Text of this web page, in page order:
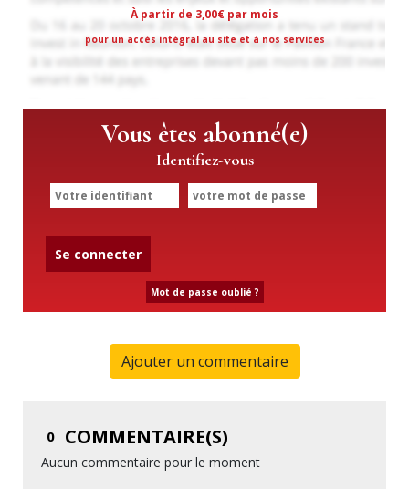
À partir de 3,00€ par mois
pour un accès intégral au site et à nos services
Vous êtes abonné(e)
Identifiez-vous
Se connecter
Mot de passe oublié ?
Ajouter un commentaire
0 COMMENTAIRE(S)
Aucun commentaire pour le moment